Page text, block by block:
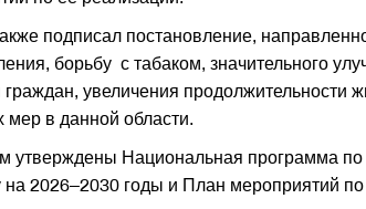
подписал постановление,
борьбу с табаком, значительного
увеличения продолжительности
мер в данной области.
утверждены Национальная программа
на 2026–2030 годы и План мероприятий